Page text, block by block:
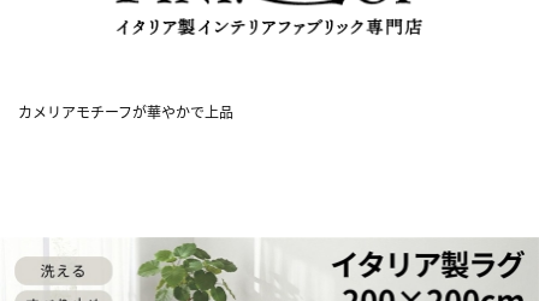
カメリアモチーフが華やかで上品